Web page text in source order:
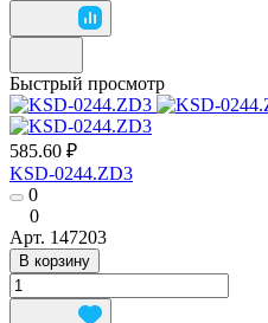
Быстрый просмотр
585.60 ₽
KSD-0244.ZD3
0
0
Арт. 147203
В корзину